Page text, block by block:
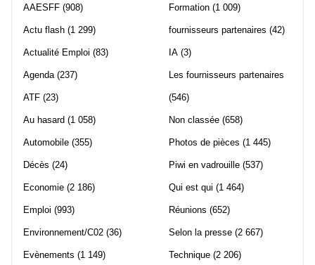
AAESFF (908)
Actu flash (1 299)
Actualité Emploi (83)
Agenda(237)
ATF (23)
Au hasard (1 058)
Automobile (355)
Décès (24)
Economie (2 186)
Emploi (993)
Environnement/C02 (36)
Evènements (1 149)
Formation (1 009)
fournisseurs partenaires (42)
IA (3)
Les fournisseurs partenaires
(546)
Non classée (658)
Photos de pièces (1 445)
Piwi en vadrouille (537)
Qui est qui (1 464)
Réunions (652)
Selon la presse (2 667)
Technique (2 206)